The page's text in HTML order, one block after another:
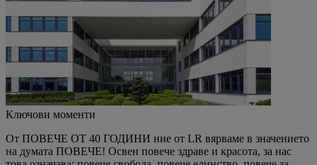
Ключови моменти
От ПОВЕЧЕ ОТ 40 ГОДИНИ ние от LR вярваме в значението
на думата ПОВЕЧЕ! Освен повече здраве и красота, за нас